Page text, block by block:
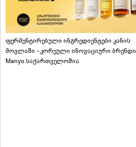
ფერმენტირებული ინგრედიენტები კანის
მოვლაში - კორეული ინოვაციური ბრენდი
Manyo საქართველოშია